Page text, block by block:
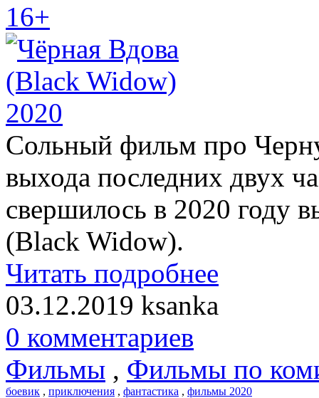
16+
Сольный фильм про
выхода последних двух
свершилось в 2020 году
(Black Widow).
Читать подробнее
03.12.2019 ksanka
0 комментариев
Фильмы , Фильмы по
боевик , приключения , фантастика , фильмы 2020